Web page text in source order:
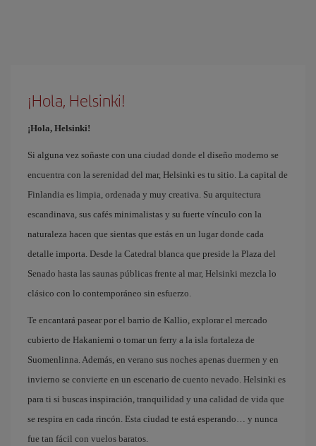
¡Hola, Helsinki!
¡Hola, Helsinki!
Si alguna vez soñaste con una ciudad donde el diseño moderno se
encuentra con la serenidad del mar, Helsinki es tu sitio. La capital de
Finlandia es limpia, ordenada y muy creativa. Su arquitectura
escandinava, sus cafés minimalistas y su fuerte vínculo con la
naturaleza hacen que sientas que estás en un lugar donde cada
detalle importa. Desde la Catedral blanca que preside la Plaza del
Senado hasta las saunas públicas frente al mar, Helsinki mezcla lo
clásico con lo contemporáneo sin esfuerzo.
Te encantará pasear por el barrio de Kallio, explorar el mercado
cubierto de Hakaniemi o tomar un ferry a la isla fortaleza de
Suomenlinna. Además, en verano sus noches apenas duermen y en
invierno se convierte en un escenario de cuento nevado. Helsinki es
para ti si buscas inspiración, tranquilidad y una calidad de vida que
se respira en cada rincón. Esta ciudad te está esperando… y nunca
fue tan fácil con vuelos baratos.